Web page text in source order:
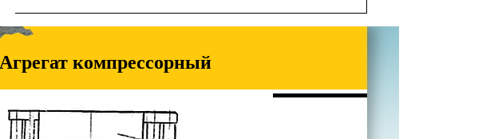
компрессорный